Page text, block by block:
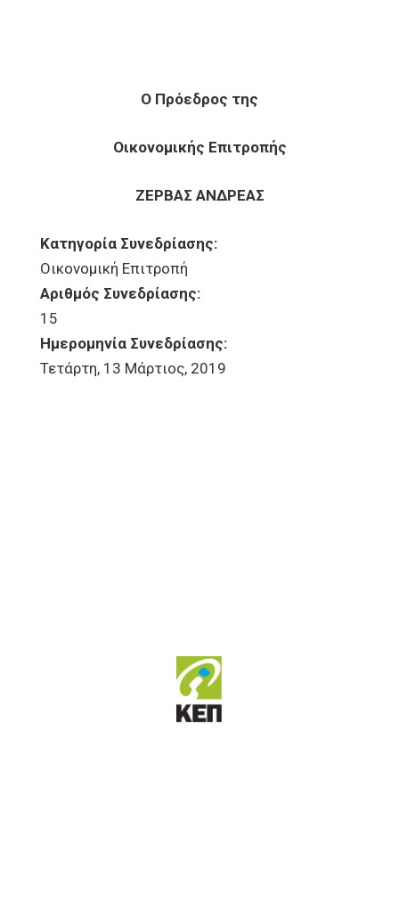
Ο Πρόεδρος της
Οικονομικής Επιτροπής
ΖΕΡΒΑΣ ΑΝΔΡΕΑΣ
Κατηγορία Συνεδρίασης:
Οικονομική Επιτροπή
Αριθμός Συνεδρίασης:
15
Ημερομηνία Συνεδρίασης:
Τετάρτη, 13 Μάρτιος, 2019